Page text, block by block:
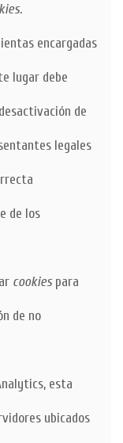
.
encargadas
lugar debe
de
legales
de los
cookiespara
de no
esta
ubicados